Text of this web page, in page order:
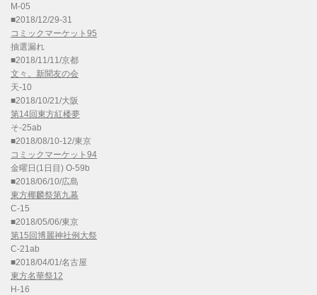
M-05
■2018/12/29-31
コミックマーケット95
抽選漏れ
■2018/11/11/京都
文々。新聞友の会
天-10
■2018/10/21/大阪
第14回東方紅楼夢
そ-25ab
■2018/08/10-12/東京
コミックマーケット94
金曜日(1日目) O-59b
■2018/06/10/広島
東方椰麟祭第九幕
C-15
■2018/05/06/東京
第15回博麗神社例大祭
C-21ab
■2018/04/01/名古屋
東方名華祭12
H-16